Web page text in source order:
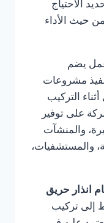
الاحتياج
حيث الأداء
يضم
مشروعات
التركيب
على توفير
والمنشآت
والمستشفيات،
انذار حريق
إلى تركيب